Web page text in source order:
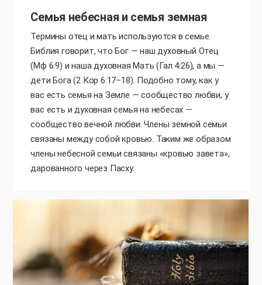
Семья небесная и семья земная
Термины отец и мать используются в семье.
Библия говорит, что Бог — наш духовный Отец
(Мф 6:9) и наша духовная Мать (Гал 4:26), а мы —
дети Бога (2 Кор 6:17–18). Подобно тому, как у
вас есть семья на Земле — сообщество любви, у
вас есть и духовная семья на небесах —
сообщество вечной любви. Члены земной семьи
связаны между собой кровью. Таким же образом
члены небесной семьи связаны «кровью завета»,
дарованного через Пасху.